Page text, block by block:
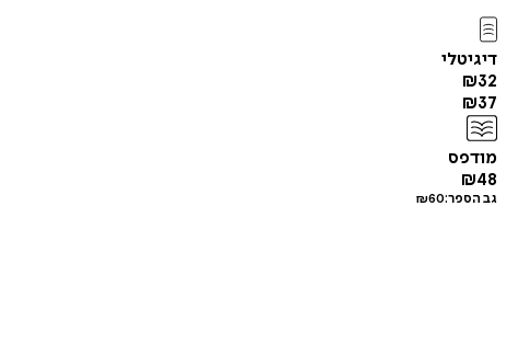
דיגיטלי
₪32
₪37
מודפס
₪48
גב הספר: ₪60